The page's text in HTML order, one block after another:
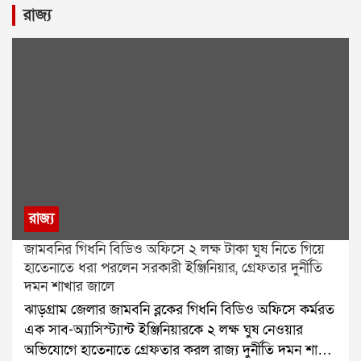
রাজ্য
রাজ্য
জামবনির গিধনি বিডিও অফিসে ২ লক্ষ টাকা ঘুষ নিতে গিয়ে
হাতেনাতে ধরা পরলেন সরকারী ইঞ্জিনিয়ার, গ্রেফতার দুর্নীতি
দমন শাখার জালে
ঝাড়গ্রাম জেলার জামবনি ব্লকের গিধনি বিডিও অফিসে কর্মরত
এক সাব-অ্যাসিস্ট্যান্ট ইঞ্জিনিয়ারকে ২ লক্ষ ঘুষ নেওয়ার
অভিযোগে হাতেনাতে গ্রেফতার করল রাজ্য দুর্নীতি দমন শাখা